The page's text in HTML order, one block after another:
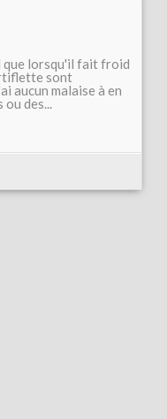
que lorsqu'il fait froid
sont
aucun malaise à en
des...